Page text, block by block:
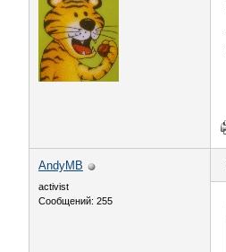
AndyMB
activist
Сообщений: 255